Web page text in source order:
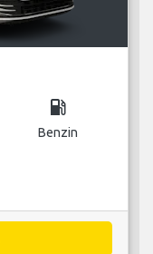
local_gas_station
Benzin